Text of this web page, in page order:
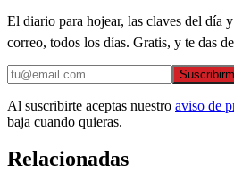
El diario para hojear, las claves del día
correo, todos los días. Gratis, y te das
Al suscribirte aceptas nuestro aviso de
baja cuando quieras.
Relacionadas